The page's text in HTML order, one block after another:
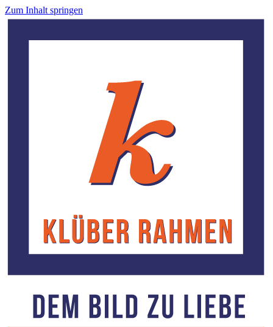
Zum Inhalt springen